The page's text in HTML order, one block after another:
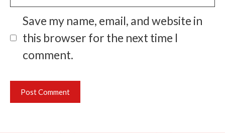
Save my name, email, and website in
this browser for the next time I
comment.